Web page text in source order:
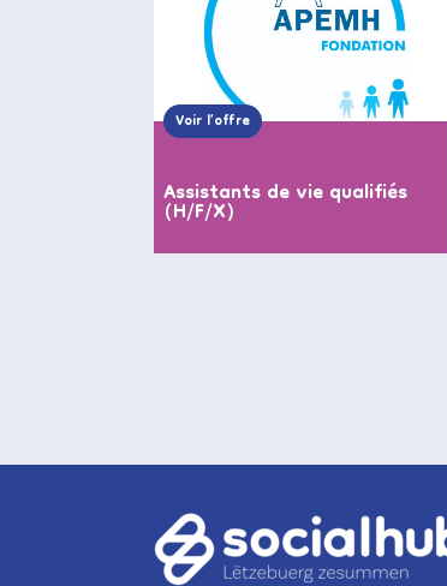
Voir l’offre
Assistants de vie qualifiés
(H/F/X)